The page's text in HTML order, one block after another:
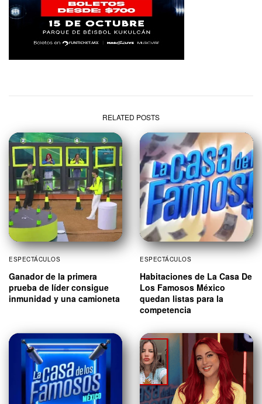
RELATED POSTS
ESPECTÁCULOS
Ganador de la primera
prueba de líder consigue
inmunidad y una camioneta
ESPECTÁCULOS
Habitaciones de La Casa De
Los Famosos México
quedan listas para la
competencia